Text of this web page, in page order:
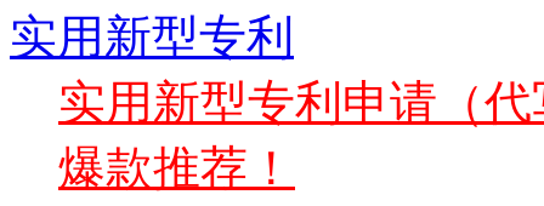
实用新型专利
实用新型专利申请（
爆款推荐！